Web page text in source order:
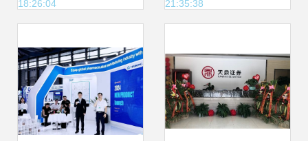
18:26:04
21:35:38